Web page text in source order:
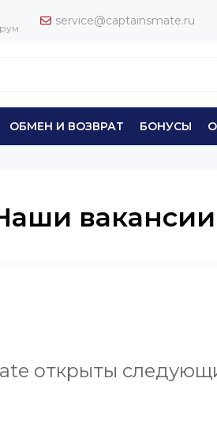
service@captainsmate.ru
ОБМЕН И ВОЗВРАТ БОНУСЫ
вакансии
открыты